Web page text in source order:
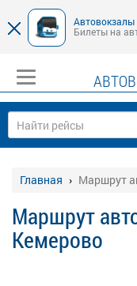
Автовокзалы
Билеты на
Главная Маршрут
Маршрут
Кемерово